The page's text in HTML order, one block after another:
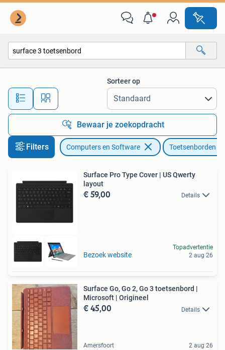
Alle afstanden…
Sorteer op
Bewaar je zoekopdracht
Filters Computers en Software Toetsenborden
Surface Pro Type Cover | US Qwerty
layout
€ 59,00 Details
Bezoek website
Topadvertentie
2 aug 26
Surface Go, Go 2, Go 3 toetsenbord |
Microsoft | Origineel
€ 45,00 Details
Amersfoort 2 aug 26